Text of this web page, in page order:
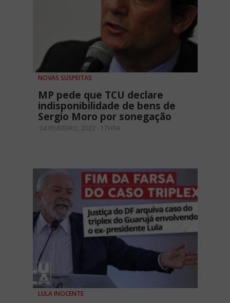
NOVAS SUSPEITAS
MP pede que TCU declare
indisponibilidade de bens de
Sergio Moro por sonegação
04 FEVEREIRO, 2022 - 17H04
LULA INOCENTE